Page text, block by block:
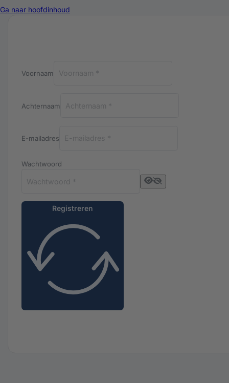
Ga naar hoofdinhoud
Registreren bij Luxuriq
Voornaam
Achternaam
E-mailadres
Wachtwoord
Registreren